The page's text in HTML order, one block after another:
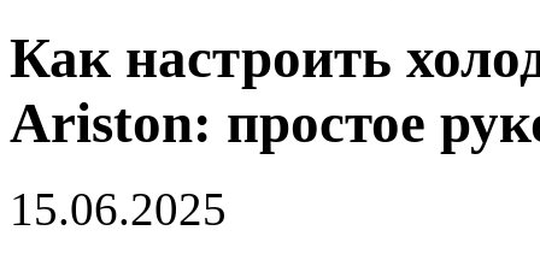
Как настроить
Ariston: простое
15.06.2025